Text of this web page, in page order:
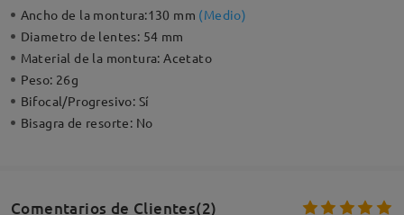
Ancho de la montura:130 mm (Medio)
Diametro de lentes: 54 mm
Material de la montura:Acetato
Peso: 26g
Bifocal/Progresivo: Sí
Bisagra de resorte: No
Comentarios de Clientes(2)